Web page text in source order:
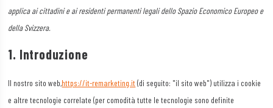
applica ai cittadini e ai residenti permanenti legali dello Spazio Economico Europeo e
della Svizzera.
1. Introduzione
Il nostro sito web,https://it-remarketing.it(di seguito: "il sito web") utilizza i cookie
e altre tecnologie correlate (per comodità tutte le tecnologie sono definite